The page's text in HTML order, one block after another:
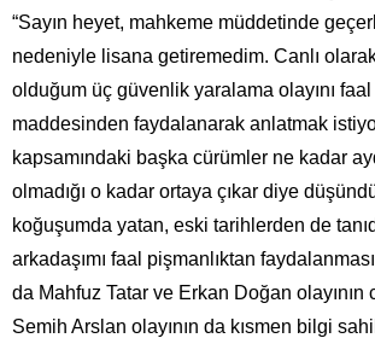
“Sayın heyet, mahkeme müddetinde
nedeniyle lisana getiremedim. Canlı
olduğum üç güvenlik yaralama olayını faal
maddesinden faydalanarak anlatmak
kapsamındaki başka cürümler ne kadar
olmadığı o kadar ortaya çıkar diye
koğuşumda yatan, eski tarihlerden de
arkadaşımı faal pişmanlıktan
da Mahfuz Tatar ve Erkan Doğan olayının
Semih Arslan olayının da kısmen bilgi